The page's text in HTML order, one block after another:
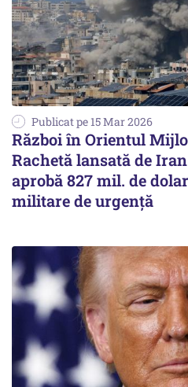
Publicat pe 15 Mar 2026
Război în Orientul
Rachetă lansată de
aprobă 827 mil. de
militare de urgență